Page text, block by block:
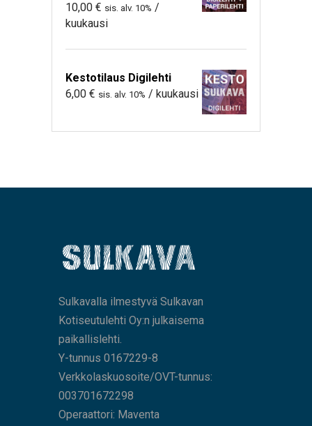
10,00 € sis. alv. 10% /
kuukausi
Kestotilaus Digilehti
6,00 € sis. alv. 10% / kuukausi
Sulkavalla ilmestyvä Sulkavan
Kotiseutulehti Oy:n julkaisema
paikallislehti.
Y-tunnus 0167229-8
Verkkolaskuosoite/OVT-tunnus:
003701672298
Operaattori: Maventa